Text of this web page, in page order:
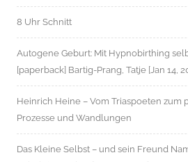
8 Uhr Schnitt
Autogene Geburt: Mit Hypnobirthing
[paperback] Bartig-Prang, Tatje [Jan 14,
Heinrich Heine – Vom Triaspoeten zum
Prozesse und Wandlungen
Das Kleine Selbst – und sein Freund